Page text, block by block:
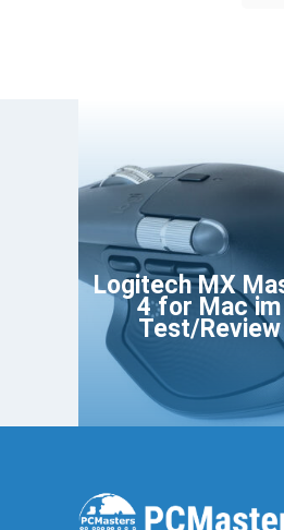
Logitech MX
4 for Mac im
Test/Review